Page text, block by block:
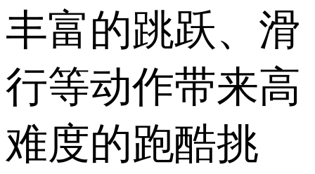
丰富的跳跃、滑
行等动作带来高
难度的跑酷挑